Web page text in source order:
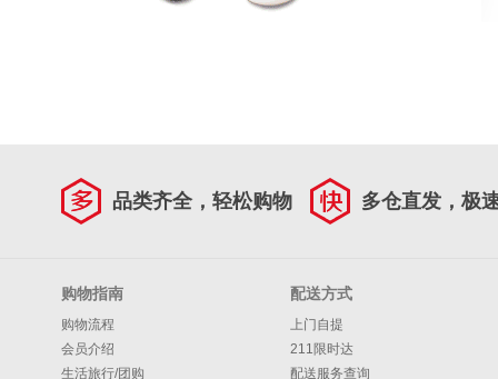
品类齐全，轻松购物 多仓直发，极
购物指南
购物流程
会员介绍
生活旅行/团购
配送方式
上门自提
211限时达
配送服务查询